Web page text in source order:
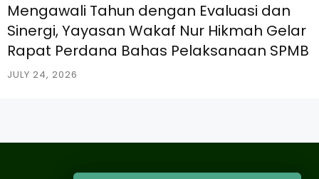
Mengawali Tahun dengan Evaluasi dan
Sinergi, Yayasan Wakaf Nur Hikmah Gelar
Rapat Perdana Bahas Pelaksanaan SPMB
JULY 24, 2026